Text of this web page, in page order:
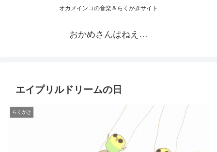
オカメインコの音楽＆らくがきサイト
おかめさんはねえ…
エイプリルドリームの日
らくがき